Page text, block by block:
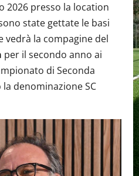
2026 presso la location
state gettate le basi
vedrà la compagine del
per il secondo anno ai
di Seconda
denominazione SC